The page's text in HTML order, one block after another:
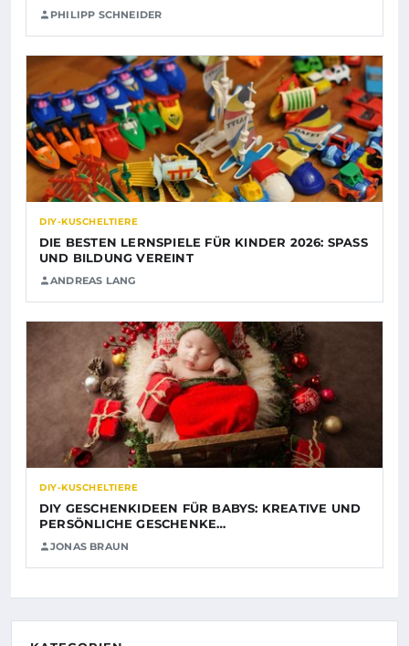
PHILIPP SCHNEIDER
DIY-KUSCHELTIERE
DIE BESTEN LERNSPIELE FÜR KINDER 2026: SPASS U
ND BILDUNG VEREINT
ANDREAS LANG
DIY-KUSCHELTIERE
DIY GESCHENKIDEEN FÜR BABYS: KREATIVE UND
PERSÖNLICHE GESCHENKE…
JONAS BRAUN